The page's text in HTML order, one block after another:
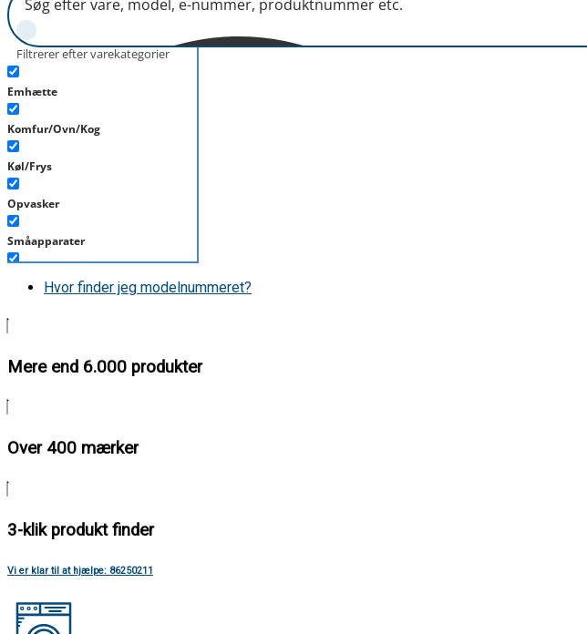
Filtrerer efter varekategorier
Emhætte
Komfur/Ovn/Kog
Køl/Frys
Opvasker
Småapparater
Støvsuger
Tørretumbler
Hvor finder jeg modelnummeret?
Mere end 6.000 produkter
Over 400 mærker
3-klik produkt finder
Vi er klar til at hjælpe: 86250211